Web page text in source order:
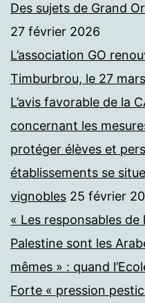
Des sujets de Grand
27 février 2026
L’association GO
Timburbrou, le 27
L’avis favorable de la
concernant les
protéger élèves et
établissements se
vignobles 25 février
« Les responsables de
Palestine sont les
mêmes » : quand
Forte « pression